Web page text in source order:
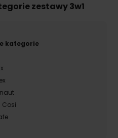
zestawy 3w1
kategorie
Cosi